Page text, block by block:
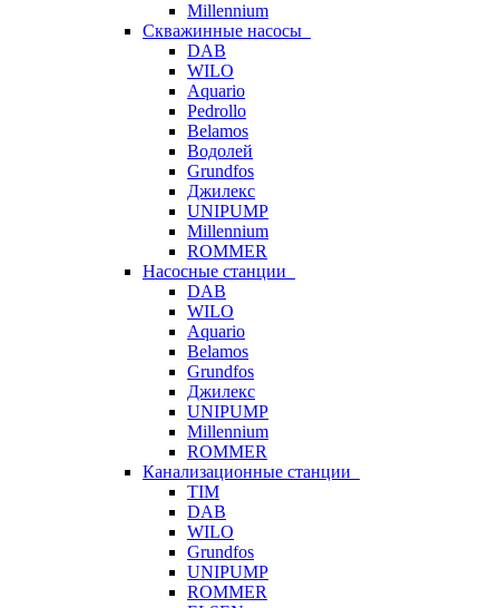
Millennium
Скважинные насосы
DAB
WILO
Aquario
Pedrollo
Belamos
Водолей
Grundfos
Джилекс
UNIPUMP
Millennium
ROMMER
Насосные станции
DAB
WILO
Aquario
Belamos
Grundfos
Джилекс
UNIPUMP
Millennium
ROMMER
Канализационные станции
TIM
DAB
WILO
Grundfos
UNIPUMP
ROMMER